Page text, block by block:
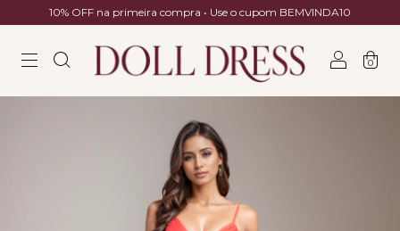
10% OFF na primeira compra • Use o cupom BEMVINDA10
0